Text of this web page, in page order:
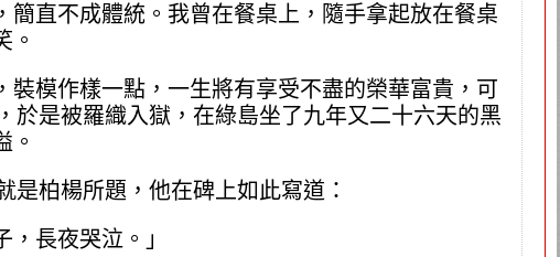
直不成體統。我曾在餐桌上，隨手拿起放在餐桌
。
模作樣一點，一生將有享受不盡的榮華富貴，可
於是被羅織入獄，在綠島坐了九年又二十六天的黑
。
是柏楊所題，他在碑上如此寫道：
長夜哭泣。」